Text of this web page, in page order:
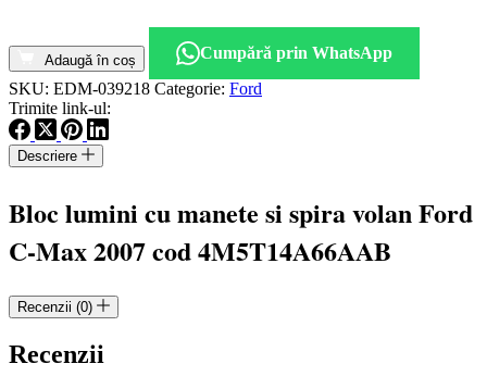
Bloc
lumini
cu
manete
si
spira
volan
Max
cod
14A66A-
AB
Adaugă în coș
Cumpără prin WhatsApp
SKU: EDM-039218 Categorie: Ford
Trimite link-ul:
Descriere
Bloc lumini cu manete si spira volan Ford
C-Max 2007 cod 4M5T14A66AAB
Recenzii (0)
Recenzii